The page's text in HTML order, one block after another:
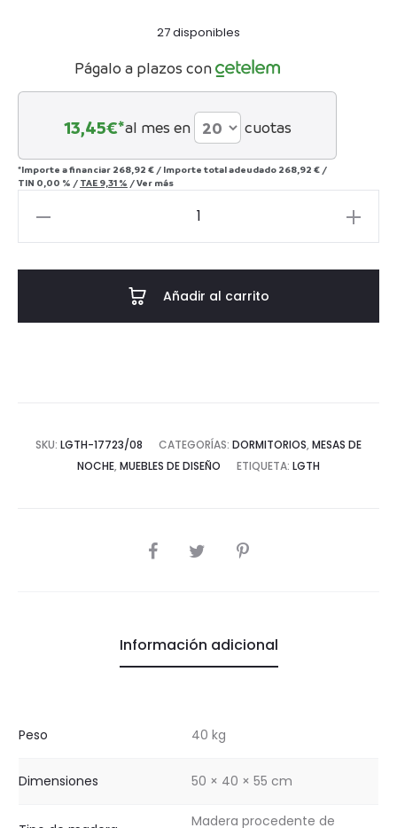
27 disponibles
Págalo a plazos con
13,45€*al mes en cuotas
*Importe a financiar 268,92 € / Importe total adeudado 268,92 € /
TIN 0,00 % / TAE 9,31 % /Ver más
Añadir al carrito
SKU: LGTH-17723/08 CATEGORÍAS: DORMITORIOS, MESAS DE
NOCHE, MUEBLES DE DISEÑO ETIQUETA: LGTH
COMPARTIR
Información adicional
Peso 40 kg
Dimensiones 50 × 40 × 55 cm
Madera procedente de